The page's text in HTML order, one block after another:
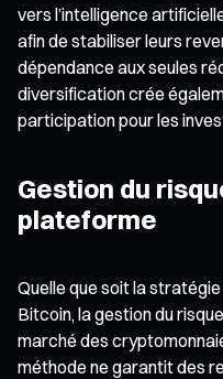
vers l’intelligence
afin de stabiliser leurs
dépendance aux seules
diversification crée
participation pour les
Gestion du
plateforme
Quelle que soit la
Bitcoin, la gestion du
marché des
méthode ne garantit des